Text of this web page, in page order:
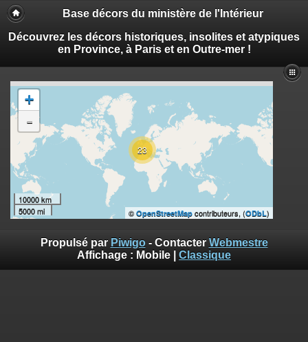
Base décors du ministère de l'Intérieur
Découvrez les décors historiques, insolites et atypiques
en Province, à Paris et en Outre-mer !
23
+
-
10000 km
5000 mi
© OpenStreetMap contributeurs, (ODbL)
Propulsé par Piwigo- Contacter Webmestre
Affichage : Mobile Classique